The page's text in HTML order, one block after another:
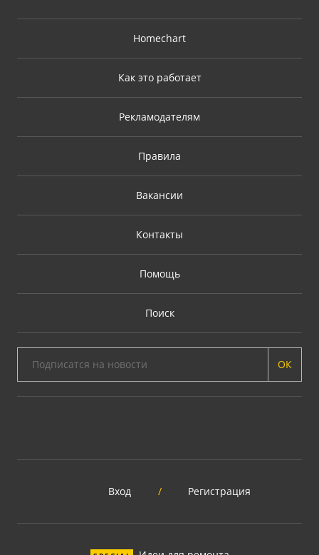
Homechart
Как это работает
Рекламодателям
Правила
Вакансии
Контакты
Помощь
Поиск
ОК
Вход / Регистрация